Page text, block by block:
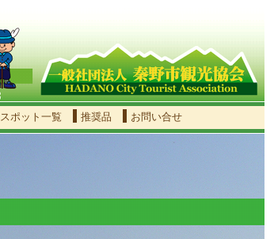
スポット一覧 推奨品 お問い合せ